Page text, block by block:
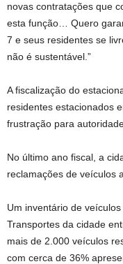
novas contratações que
esta função… Quero
7 e seus residentes se
não é sustentável.”
A fiscalização do
residentes estacionados
frustração para
No último ano fiscal, a
reclamações de veículos
Um inventário de
Transportes da cidade
mais de 2.000 veículos
com cerca de 36%